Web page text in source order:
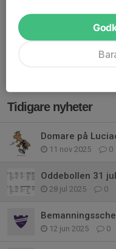
Kommentarer
Tidigare nyheter
Domare på
11 nov 2025 0
Oddebollen 31
28 jul 2025 0
12 jun 2025 0